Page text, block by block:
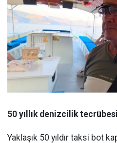
50 yıllık denizcilik tecrübesi
Yaklaşık 50 yıldır taksi bot